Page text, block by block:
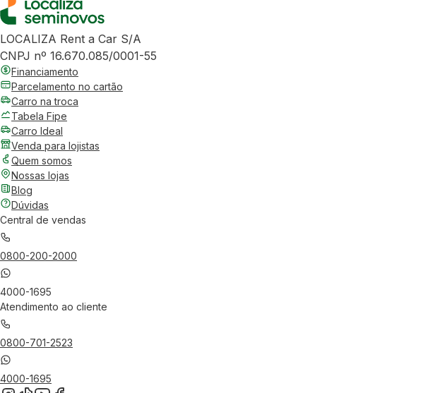
LOCALIZA Rent a Car S/A
CNPJ nº 16.670.085/0001-55
Financiamento
Parcelamento no cartão
Carro na troca
Tabela Fipe
Carro Ideal
Venda para lojistas
Quem somos
Nossas lojas
Blog
Dúvidas
Central de vendas
0800-200-2000
4000-1695
Atendimento ao cliente
0800-701-2523
4000-1695